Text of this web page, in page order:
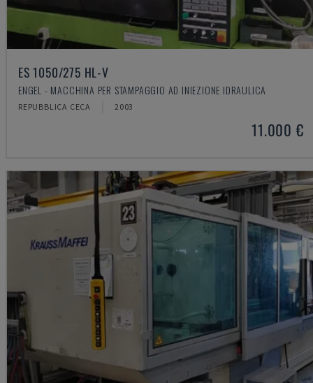
ES 1050/275 HL-V
ENGEL - MACCHINA PER STAMPAGGIO AD INIEZIONE IDRAULICA
REPUBBLICA CECA 2003
11.000 €